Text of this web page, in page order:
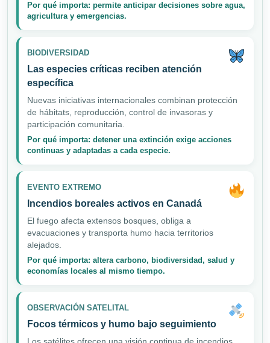
Por qué importa: permite anticipar decisiones sobre agua,
agricultura y emergencias.
BIODIVERSIDAD
Las especies críticas reciben atención
específica
Nuevas iniciativas internacionales combinan protección
de hábitats, reproducción, control de invasoras y
participación comunitaria.
Por qué importa: detener una extinción exige acciones
continuas y adaptadas a cada especie.
EVENTO EXTREMO
Incendios boreales activos en Canadá
El fuego afecta extensos bosques, obliga a
evacuaciones y transporta humo hacia territorios
alejados.
Por qué importa: altera carbono, biodiversidad, salud y
economías locales al mismo tiempo.
OBSERVACIÓN SATELITAL
Focos térmicos y humo bajo seguimiento